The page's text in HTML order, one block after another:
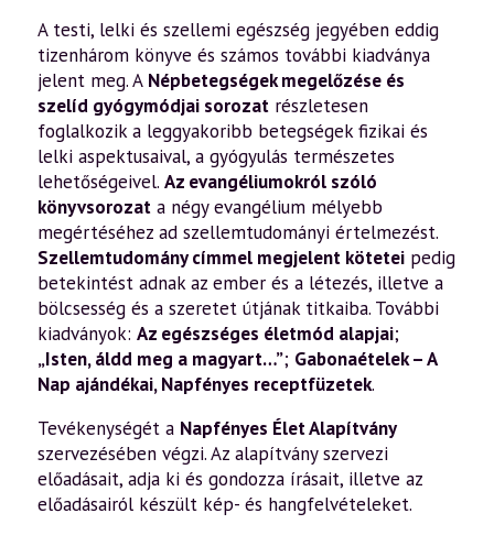
A testi, lelki és szellemi egészség jegyében eddig
tizenhárom könyve és számos további kiadványa
jelent meg. A Népbetegségek megelőzése és
szelíd gyógymódjai sorozat részletesen
foglalkozik a leggyakoribb betegségek fizikai és
lelki aspektusaival, a gyógyulás természetes
lehetőségeivel. Az evangéliumokról szóló
könyvsorozat a négy evangélium mélyebb
megértéséhez ad szellemtudományi értelmezést.
Szellemtudomány címmel megjelent kötetei pedig
betekintést adnak az ember és a létezés, illetve a
bölcsesség és a szeretet útjának titkaiba. További
kiadványok: Az egészséges életmód alapjai;
„Isten, áldd meg a magyart…”; Gabonaételek – A
Nap ajándékai,Napfényes receptfüzetek.
Tevékenységét a Napfényes Élet Alapítvány
szervezésében végzi. Az alapítvány szervezi
előadásait, adja ki és gondozza írásait, illetve az
előadásairól készült kép- és hangfelvételeket.